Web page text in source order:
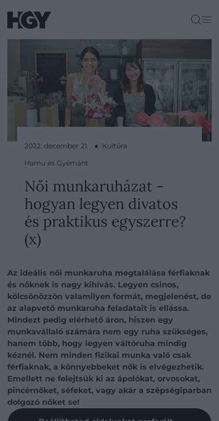
2022. december 21. ● Kultúra
Hamu és Gyémánt
Női munkaruházat -
hogyan legyen divatos
és praktikus egyszerre?
(x)
Az ideális női munkaruha megtalálása férfiaknak
és nőknek is nagy kihívás. Legyen csinos,
kölcsönözzön valamilyen formát, megjelenést, de
az alapvető munkaruha feladatait is ellássa.
Mindezt pedig elérhető áron, hiszen egy
munkavállaló számára nem egy ruha szükséges,
hanem több, hogy legyen váltóruha mindig
kéznél. Nem minden fizikai munka való csak
férfiaknak, a könnyebbeket nők is elvégezhetik.
Emellett ne felejtsük ki az ápolókat, orvosokat,
pincérnőket, séfeket, vagy akár a szépségiparban
dolgozó nőket se!